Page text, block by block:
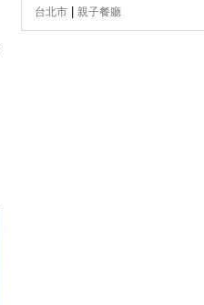
台北市 親子餐廳